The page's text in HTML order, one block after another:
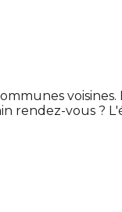
rendez-vous ?